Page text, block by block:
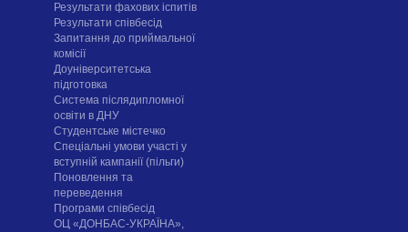
Результати фахових іспитів
Результати співбесід
Запитання до приймальної
комісії
Доуніверситетська
підготовка
Система післядипломної
освіти в ДНУ
Cтудентське містечко
Спеціальні умови участі у
вступній кампанії (пільги)
Поновлення та
переведення
Програми співбесід
ОЦ «ДОНБАС-УКРАЇНА»,